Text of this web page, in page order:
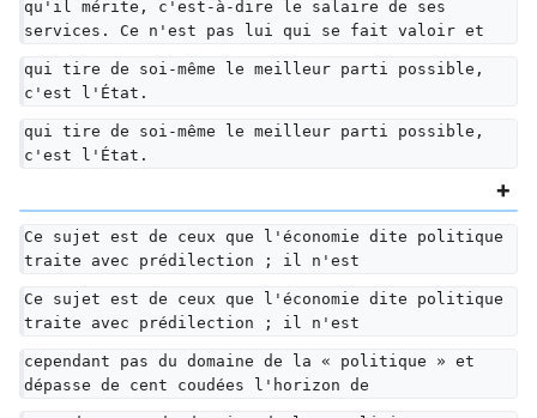
qu'il mérite, c'est-à-dire le salaire de ses
services. Ce n'est pas lui qui se fait valoir et
qui tire de soi-même le meilleur parti possible,
c'est l'État.
qui tire de soi-même le meilleur parti possible,
c'est l'État.
Ce sujet est de ceux que l'économie dite politique
traite avec prédilection ; il n'est
Ce sujet est de ceux que l'économie dite politique
traite avec prédilection ; il n'est
cependant pas du domaine de la « politique » et
dépasse de cent coudées l'horizon de